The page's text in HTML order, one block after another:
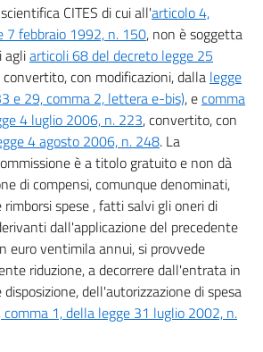
CITES di cui all'articolo 4,
7 febbraio 1992, n. 150, non è soggetta
agliarticoli 68 del decreto legge 25
convertito, con modificazioni, dalla legge
e 29, comma 2, lettera e-bis), ecomma
4 luglio 2006, n. 223, convertito, con
4 agosto 2006, n. 248. La
è a titolo gratuito e non dà
di compensi, comunque denominati,
spese , fatti salvi gli oneri di
dall'applicazione del precedente
euro ventimila annui, si provvede
riduzione, a decorrere dall'entrata in
dell'autorizzazione di spesa
1, della legge 31 luglio 2002, n.